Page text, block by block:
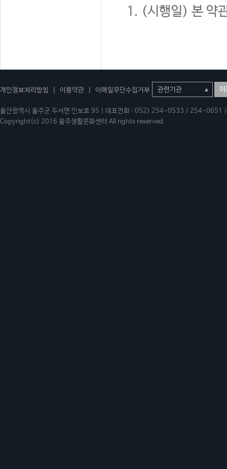
1. (시행일) 본 약
개인정보처리방침 이용약관 이메일무단수집거부 이
울산광역시 울주군 두서면 인보로 95 | 대표전화 : 052) 254-0533 / 254-
Copyright(c) 2016 울주생활문화센터 All rights reserved.